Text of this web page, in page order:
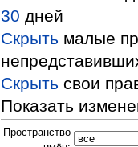
30 дней
Скрыть малые
Скрыть свои
Показать
Пространство